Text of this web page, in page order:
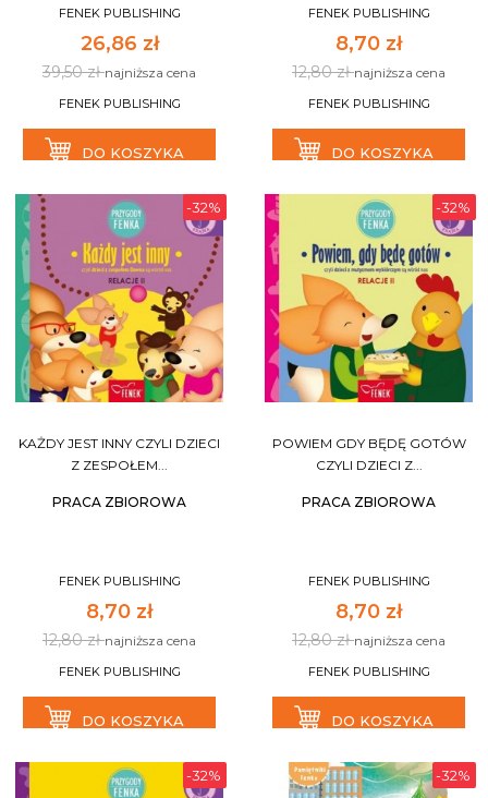
FENEK PUBLISHING
26,86 zł
39,50 złnajniższa cena
FENEK PUBLISHING
DO KOSZYKA
FENEK PUBLISHING
8,70 zł
12,80 złnajniższa cena
FENEK PUBLISHING
DO KOSZYKA
-32%
KAŻDY JEST INNY CZYLI DZIECI
Z ZESPOŁEM...
PRACA ZBIOROWA
FENEK PUBLISHING
8,70 zł
12,80 złnajniższa cena
FENEK PUBLISHING
DO KOSZYKA
-32%
POWIEM GDY BĘDĘ GOTÓW
CZYLI DZIECI Z...
PRACA ZBIOROWA
FENEK PUBLISHING
8,70 zł
12,80 złnajniższa cena
FENEK PUBLISHING
DO KOSZYKA
-32% -32%